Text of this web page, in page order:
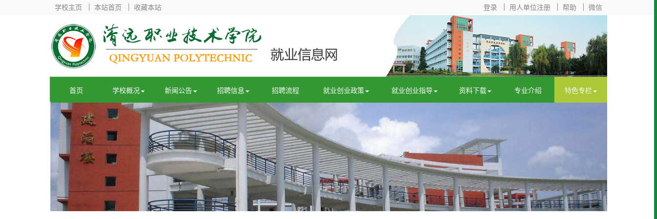
学校主页 本站首页 收藏本站 登录 用人单位注册 帮助 微信
首页 学校概况 新闻公告 招聘信息 招聘流程 就业创业政策 就业创业指导 资料下载 专业介绍 特色专栏